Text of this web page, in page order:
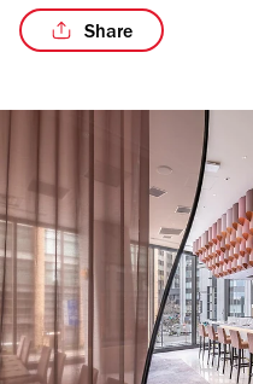
Share